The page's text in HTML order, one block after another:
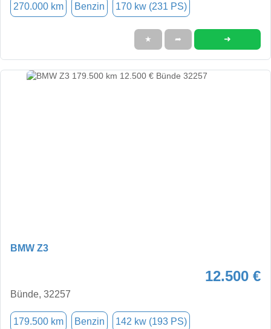
270.000 km Benzin 170 kw (231 PS)
★ ➦ ➜
BMW Z3
12.500 €
Bünde, 32257
179.500 km Benzin 142 kw (193 PS)